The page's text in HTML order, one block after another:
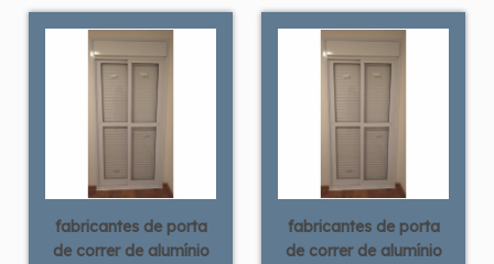
fabricantes de porta
de correr de alumínio
fabricantes de porta
de correr de alumínio